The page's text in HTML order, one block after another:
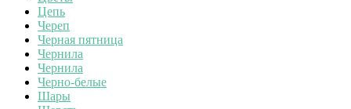
Цепь
Череп
Черная пятница
Чернила
Чернила
Черно-белые
Шары